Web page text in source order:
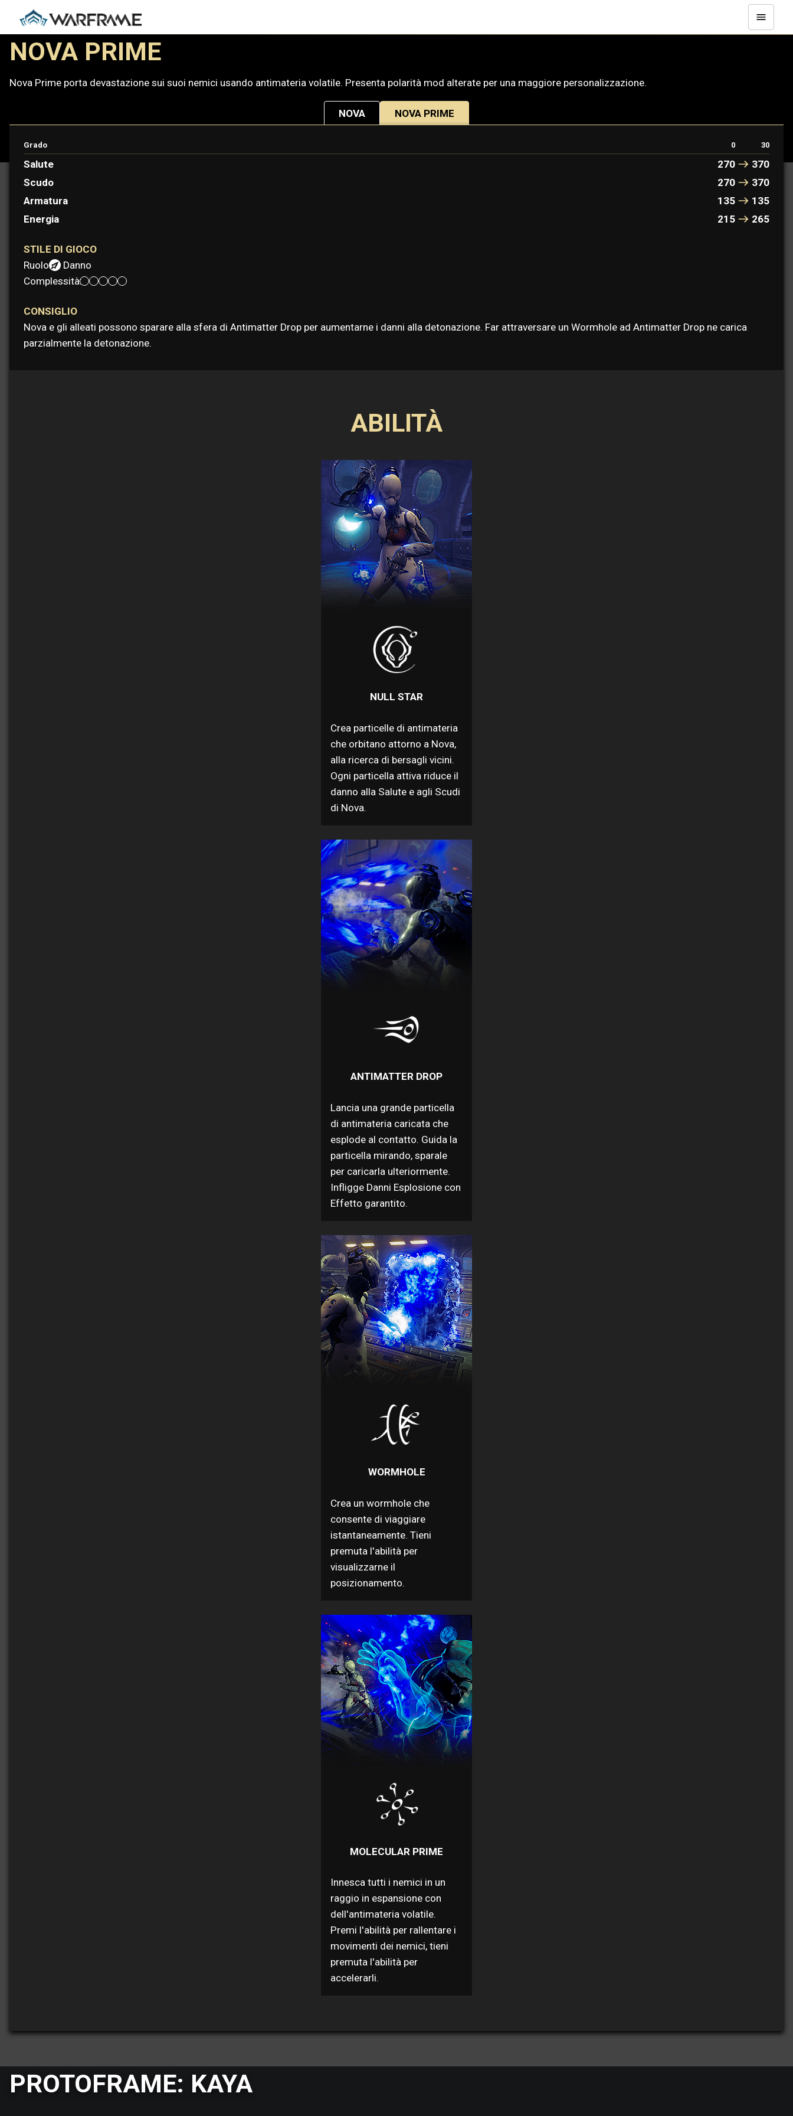
NOVA PRIME
Nova Prime porta devastazione sui suoi nemici usando antimateria volatile. Presenta polarità mod alterate per una maggiore personalizzazione.
NOVA NOVA PRIME
Grado 0 30
Salute 270
370
Scudo
270
370
Armatura
135
135
Energia
215 265
STILE DI GIOCO
Ruolo:
Danno
Complessità:
CONSIGLIO
Nova e gli alleati possono sparare alla sfera di Antimatter Drop per aumentarne i danni alla detonazione. Far attraversare un Wormhole ad Antimatter Drop ne carica
parzialmente la detonazione.
ABILITÀ
NULL STAR
Crea particelle di antimateria
che orbitano attorno a Nova,
alla ricerca di bersagli vicini.
Ogni particella attiva riduce il
danno alla Salute e agli Scudi
di Nova.
ANTIMATTER DROP
Lancia una grande particella
di antimateria caricata che
esplode al contatto. Guida la
particella mirando, sparale
per caricarla ulteriormente.
Infligge Danni Esplosione con
Effetto garantito.
WORMHOLE
Crea un wormhole che
consente di viaggiare
istantaneamente. Tieni
premuta l'abilità per
visualizzarne il
posizionamento.
MOLECULAR PRIME
Innesca tutti i nemici in un
raggio in espansione con
dell'antimateria volatile.
Premi l'abilità per rallentare i
movimenti dei nemici, tieni
premuta l'abilità per
accelerarli.
PROTOFRAME: KAYA